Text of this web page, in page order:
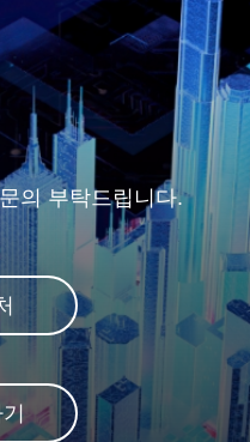
의 부탁드립니다.